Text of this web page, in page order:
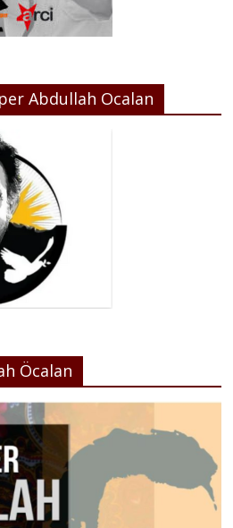
Abdullah Ocalan
Öcalan